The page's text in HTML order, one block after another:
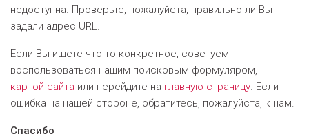
недоступна. Проверьте, пожалуйста, правильно ли Вы
задали адрес URL.
Если Вы ищете что-то конкретное, советуем
воспользоваться нашим поисковым формуляром,
кapтой сайта или перейдите на главную страницу. Если
ошибка на нашей стороне, oбратитесь, пожалуйста, к нам.
Спасибо